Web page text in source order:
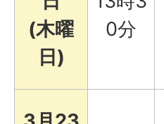
(木曜
日)
0分